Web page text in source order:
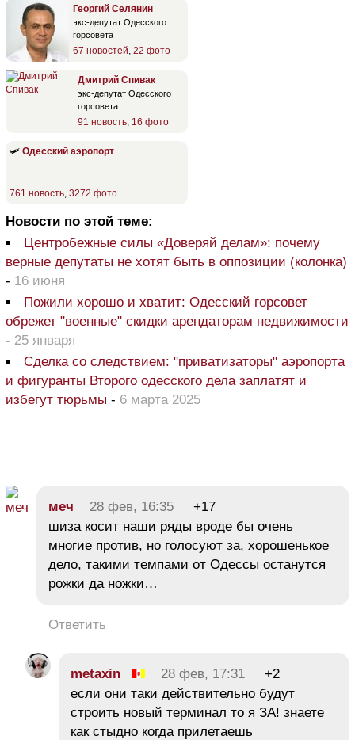
Георгий Селянин
экс-депутат Одесского
горсовета
67 новостей 22 фото
Дмитрий Спивак
экс-депутат Одесского
горсовета
91 новость 16 фото
🛩 Одесский аэропорт
761 новость 3272 фото
Новости по этой теме:
Центробежные силы «Доверяй делам»: почему
верные депутаты не хотят быть в оппозиции (колонка)
- 16 июня
Пожили хорошо и хватит: Одесский горсовет
обрежет "военные" скидки арендаторам недвижимости
- 25 января
Сделка со следствием: "приватизаторы" аэропорта
и фигуранты Второго одесского дела заплатят и
избегут тюрьмы - 6 марта 2025
меч 28 фев, 16:35
+17
шиза косит наши ряды вроде бы очень
многие против, но голосуют за, хорошенькое
дело, такими темпами от Одессы останутся
рожки да ножки…
Ответить
metaxin 28 фев, 17:31
+2
если они таки действительно будут
строить новый терминал то я ЗА! знаете
как стыдно когда прилетаешь